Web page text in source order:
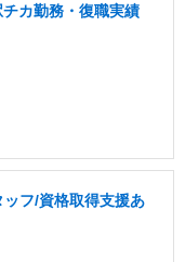
カ勤務・復職実績
ッフ/資格取得支援あ